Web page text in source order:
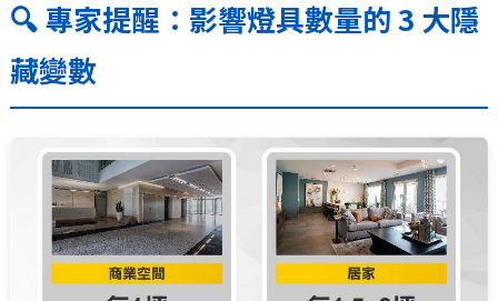
🔍 專家提醒：影響燈具數量的 3 大隱
藏變數